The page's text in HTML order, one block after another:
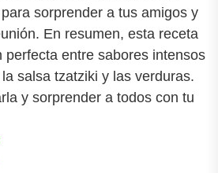
sorprender a tus amigos y
En resumen, esta receta
perfecta entre sabores intensos
salsa tzatziki y las verduras.
y sorprender a todos con tu